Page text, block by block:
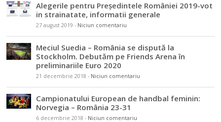
Alegerile pentru Președintele României 2019-vot
in strainatate, informatii generale
27 august 2019 - Niciun comentariu
Meciul Suedia – România se dispută la
Stockholm. Debutăm pe Friends Arena în
preliminariile Euro 2020
21 decembrie 2018 - Niciun comentariu
Campionatului European de handbal feminin:
Norvegia – România 23-31
6 decembrie 2018 - Niciun comentariu